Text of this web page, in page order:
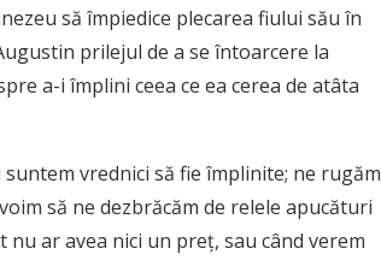
să împiedice plecarea fiului său în
prilejul de a se întoarcere la
a-i împlini ceea ce ea cerea de atâta
vrednici să fie împlinite; ne rugăm
să ne dezbrăcăm de relele apucături
ar avea nici un preţ, sau când verem